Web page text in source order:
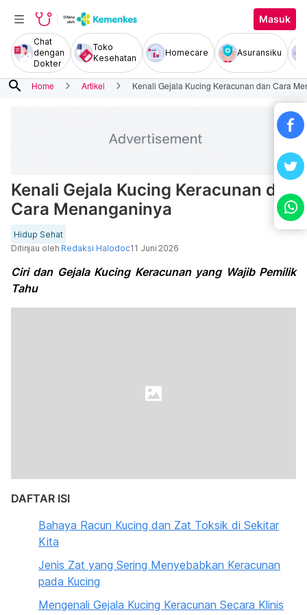
Masuk
Chat
dengan
Dokter
Toko
Kesehatan
Homecare Asuransiku
search Home Artikel Kenali Gejala Kucing Keracunan dan Cara
Kenali Gejala Kucing Keracunan dan
Cara Menanganinya
Hidup Sehat
Ditinjau oleh Redaksi Halodoc11 Juni 2026
Ciri dan Gejala Kucing Keracunan yang Wajib Pemilik
Tahu
DAFTAR ISI
Bahaya Racun Kucing dan Zat Toksik di Sekitar
Kita
Jenis Zat yang Sering Menyebabkan Keracunan
pada Kucing
Mengenali Gejala Kucing Keracunan Secara Klinis